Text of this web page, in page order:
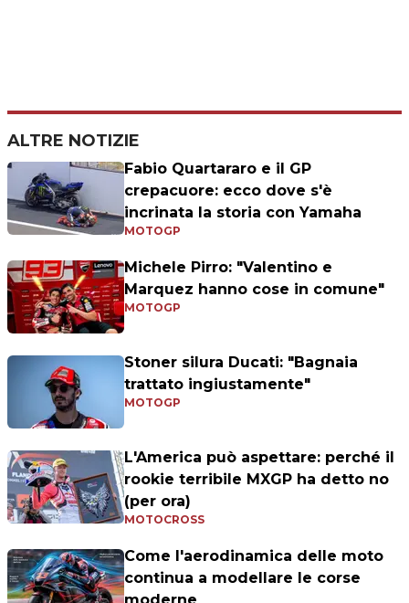
ALTRE NOTIZIE
Fabio Quartararo e il GP
crepacuore: ecco dove s'è
incrinata la storia con Yamaha
MOTOGP
Michele Pirro: "Valentino e
Marquez hanno cose in comune"
MOTOGP
Stoner silura Ducati: "Bagnaia
trattato ingiustamente"
MOTOGP
L'America può aspettare: perché il
rookie terribile MXGP ha detto no
(per ora)
MOTOCROSS
Come l'aerodinamica delle moto
continua a modellare le corse